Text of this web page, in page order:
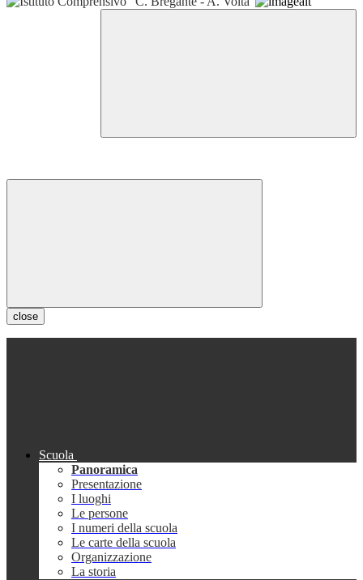
close
Scuola
Panoramica
Presentazione
I luoghi
Le persone
I numeri della scuola
Le carte della scuola
Organizzazione
La storia